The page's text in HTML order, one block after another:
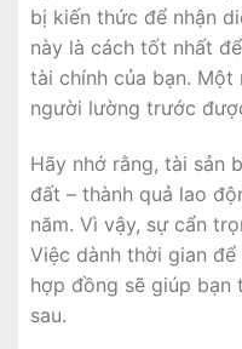
bị kiến thức để nhận
này là cách tốt nhất
tài chính của bạn.
người lường trước
Hãy nhớ rằng, tài sản
đất – thành quả lao
năm. Vì vậy, sự cẩn
Việc dành thời gian
hợp đồng sẽ giúp bạn
sau.